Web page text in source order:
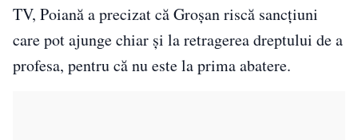
TV, Poiană a precizat că Groșan riscă sancțiuni
care pot ajunge chiar și la retragerea dreptului de a
profesa, pentru că nu este la prima abatere.